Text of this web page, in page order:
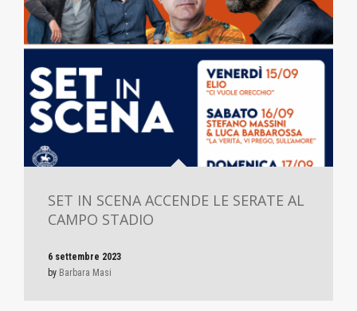
SET IN SCENA ACCENDE LE SERATE AL
CAMPO STADIO
6 settembre 2023
by Barbara Masi